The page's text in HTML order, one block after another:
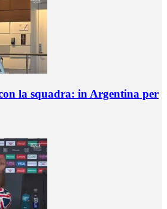
la squadra: in Argentina per